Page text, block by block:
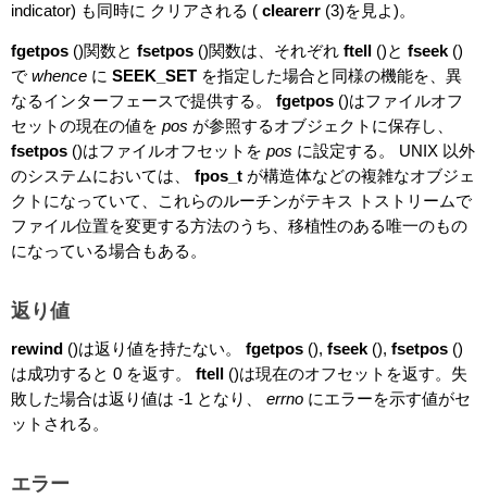
indicator) も同時に クリアされる ( clearerr (3)を見よ)。
fgetpos ()関数と fsetpos ()関数は、それぞれ ftell ()と fseek ()
で whence に SEEK_SET を指定した場合と同様の機能を、異
なるインターフェースで提供する。 fgetpos ()はファイルオフ
セットの現在の値を pos が参照するオブジェクトに保存し、
fsetpos ()はファイルオフセットを pos に設定する。 UNIX 以外
のシステムにおいては、 fpos_t が構造体などの複雑なオブジェ
クトになっていて、これらのルーチンがテキス トストリームで
ファイル位置を変更する方法のうち、移植性のある唯一のもの
になっている場合もある。
返り値
rewind ()は返り値を持たない。 fgetpos (), fseek (), fsetpos ()
は成功すると 0 を返す。 ftell ()は現在のオフセットを返す。失
敗した場合は返り値は -1 となり、 errno にエラーを示す値がセ
ットされる。
エラー